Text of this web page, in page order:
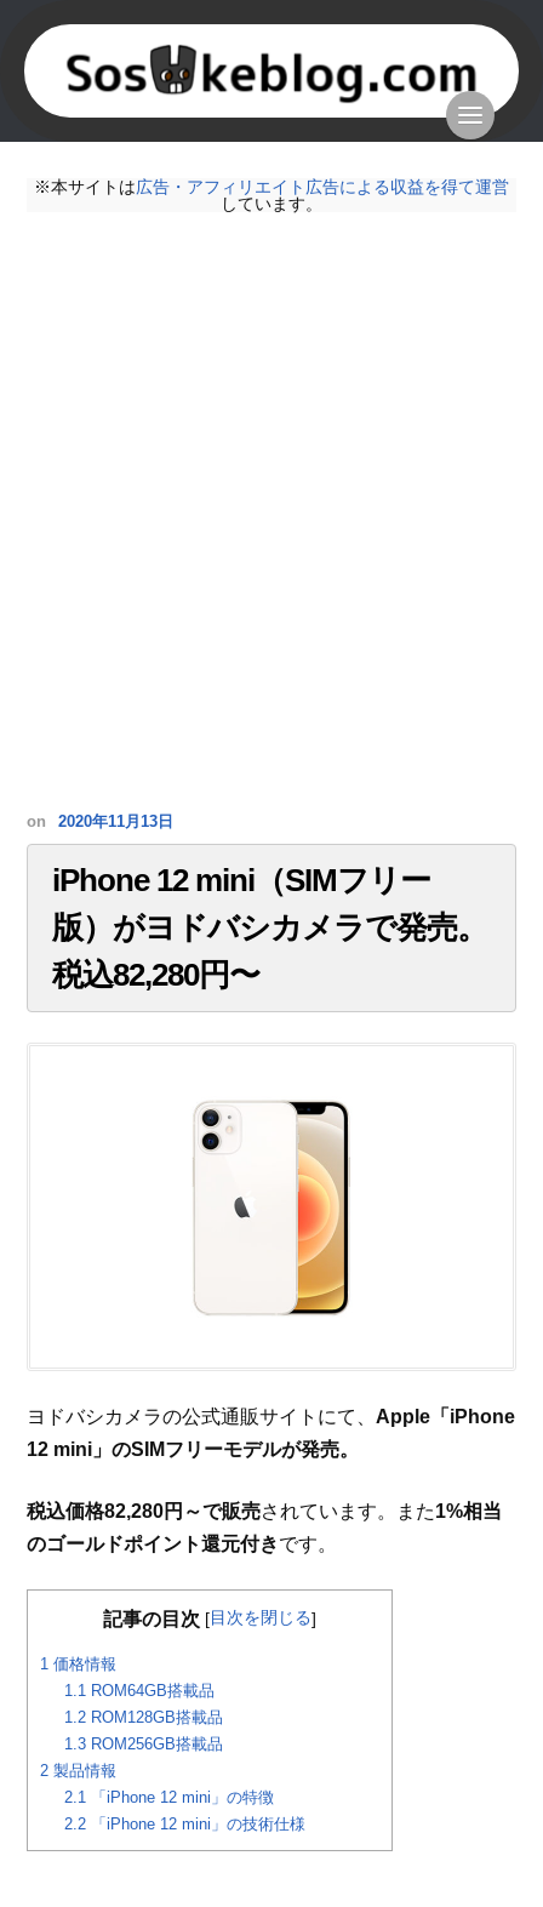
※本サイトは広告・アフィリエイト広告による収益を得て運営
しています。
on 2020年11月13日
iPhone 12 mini（SIMフリー
版）がヨドバシカメラで発売。
税込82,280円〜
ヨドバシカメラの公式通販サイトにて、Apple「iPhone
12 mini」のSIMフリーモデルが発売。
税込価格82,280円～で販売されています。また1%相当
のゴールドポイント還元付きです。
記事の目次 [目次を閉じる]
1 価格情報
1.1 ROM64GB搭載品
1.2 ROM128GB搭載品
1.3 ROM256GB搭載品
2 製品情報
2.1 「iPhone 12 mini」の特徴
2.2 「iPhone 12 mini」の技術仕様